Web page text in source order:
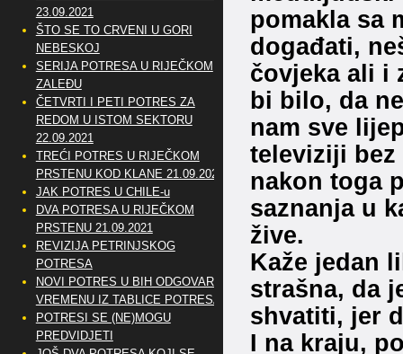
pomakla sa
događati,
čovjeka ali i
bi bilo, da
nam sve
televiziji
nakon toga
saznanja u
žive.
Kaže jedan
strašna, da
shvatiti, jer
I na kraju,
23.09.2021
ŠTO SE TO CRVENI U GORI
NEBESKOJ
SERIJA POTRESA U RIJEČKOM
ZALEĐU
ČETVRTI I PETI POTRES ZA
REDOM U ISTOM SEKTORU
22.09.2021
TREĆI POTRES U RIJEČKOM
PRSTENU KOD KLANE 21.09.2021
JAK POTRES U CHILE-u
DVA POTRESA U RIJEČKOM
PRSTENU 21.09.2021
REVIZIJA PETRINJSKOG
POTRESA
NOVI POTRES U BIH ODGOVARA
VREMENU IZ TABLICE POTRESA
POTRESI SE (NE)MOGU
PREDVIDJETI